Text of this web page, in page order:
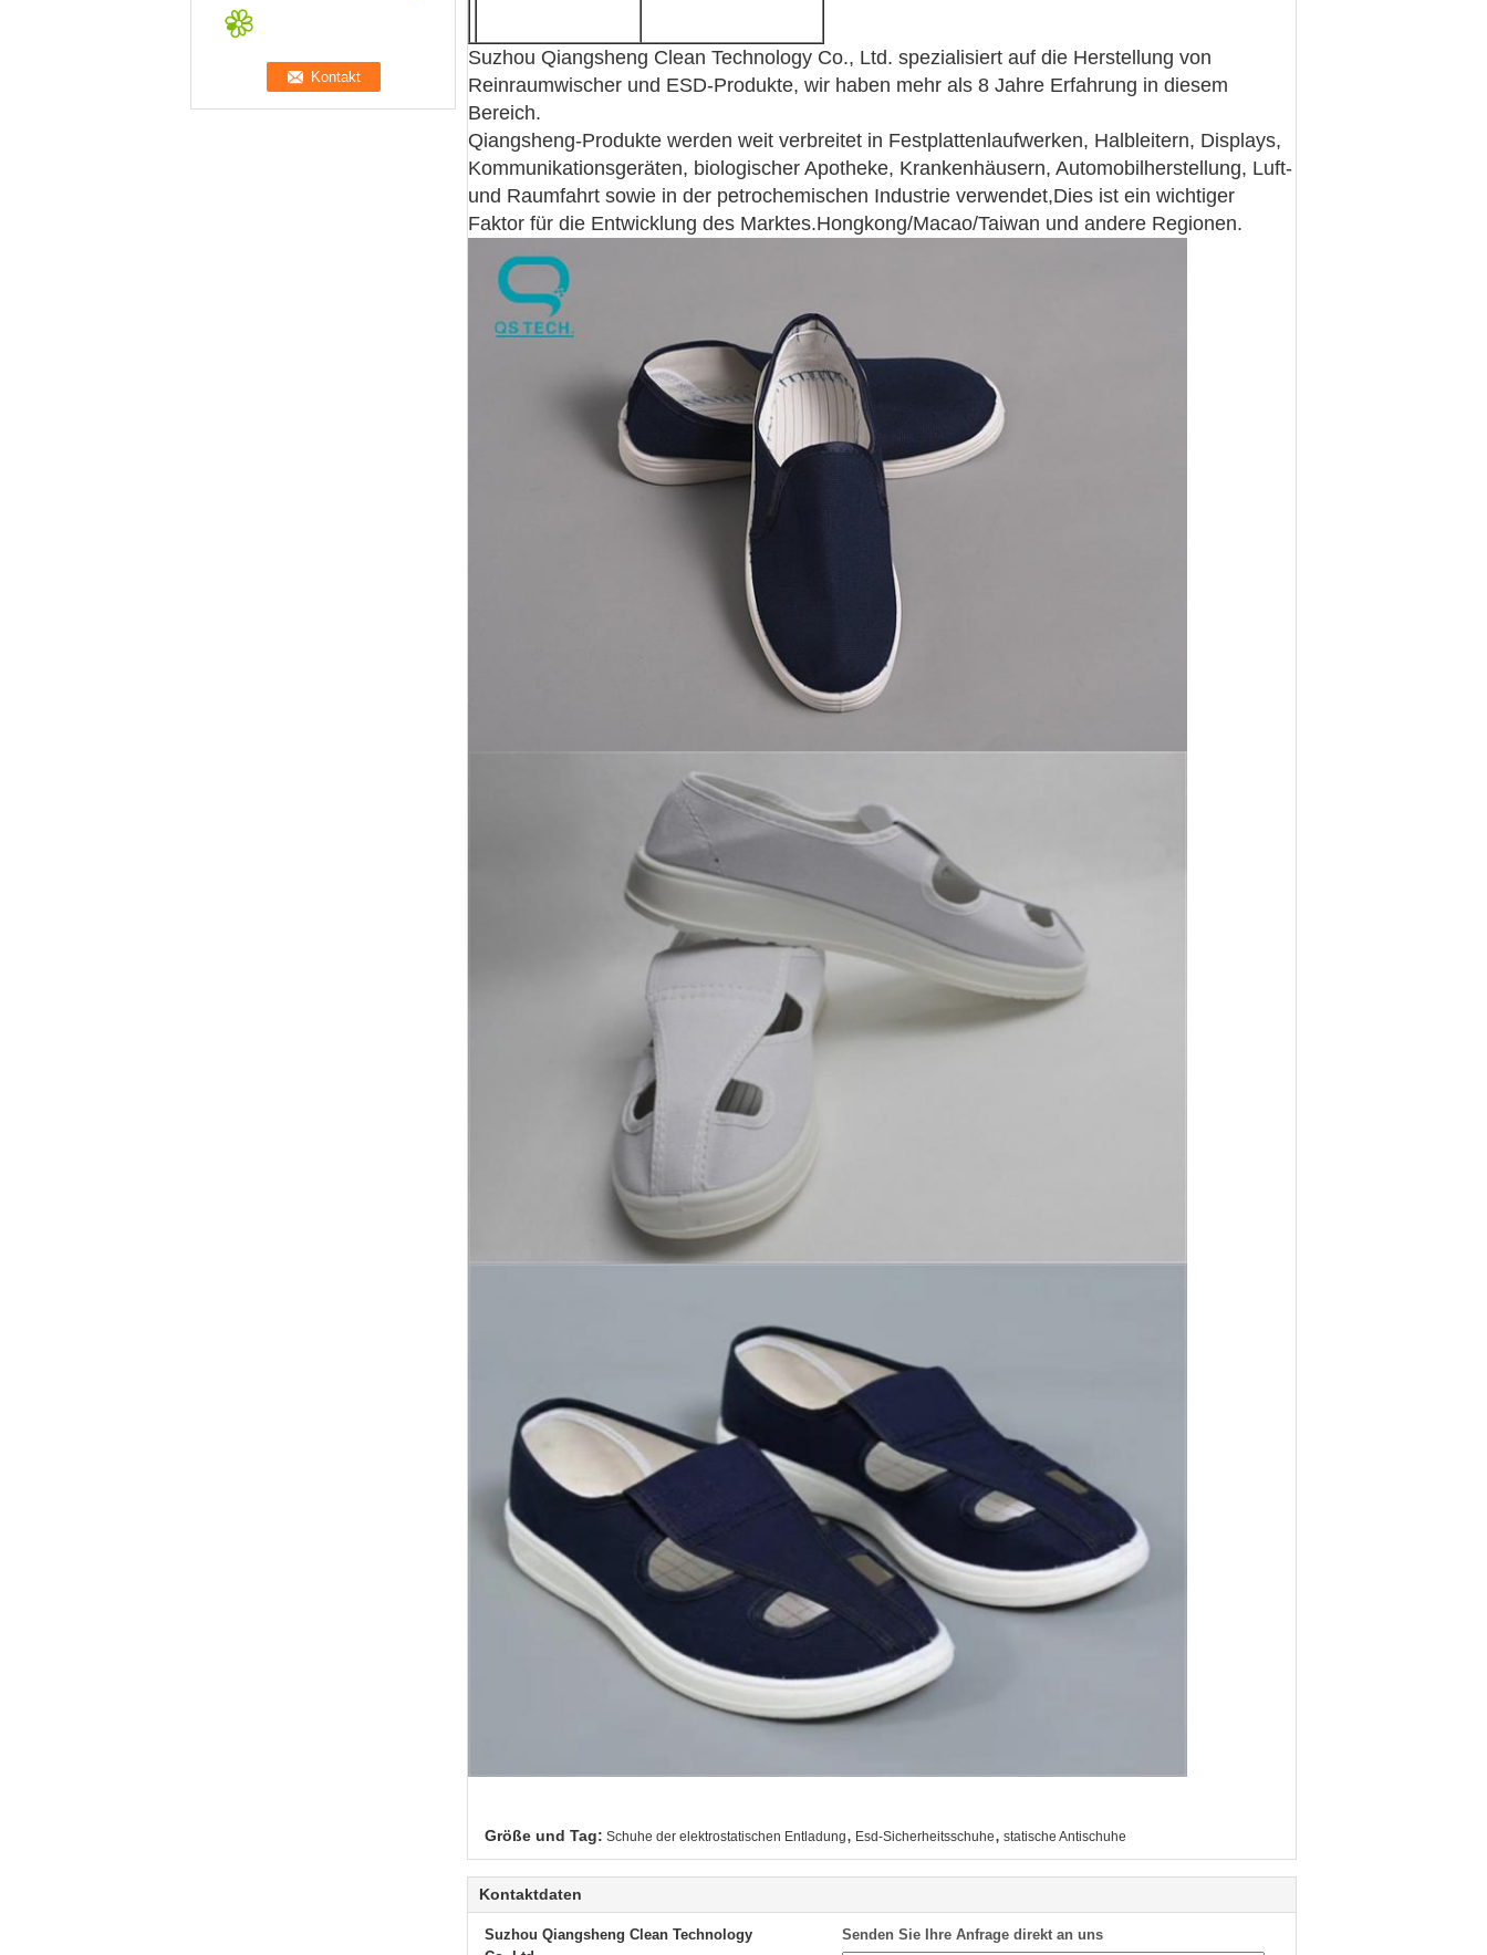
Suzhou Qiangsheng Clean Technology Co., Ltd. spezialisiert auf die Herstellung von
Reinraumwischer und ESD-Produkte, wir haben mehr als 8 Jahre Erfahrung in diesem
Bereich.
Qiangsheng-Produkte werden weit verbreitet in Festplattenlaufwerken, Halbleitern, Displays,
Kommunikationsgeräten, biologischer Apotheke, Krankenhäusern, Automobilherstellung, Luft-
und Raumfahrt sowie in der petrochemischen Industrie verwendet,Dies ist ein wichtiger
Faktor für die Entwicklung des Marktes.Hongkong/Macao/Taiwan und andere Regionen.
Größe und Tag: Schuhe der elektrostatischen Entladung, Esd-Sicherheitsschuhe, statische Antischuhe
Kontaktdaten
Suzhou Qiangsheng Clean Technology
Senden Sie Ihre Anfrage direkt an uns